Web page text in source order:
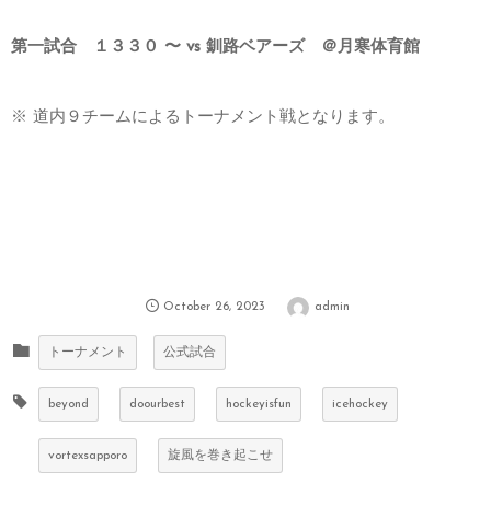
第一試合 １３３０ 〜 vs 釧路ベアーズ ＠月寒体育館
※ 道内９チームによるトーナメント戦となります。
October 26, 2023 admin
トーナメント 公式試合
beyond doourbest hockeyisfun icehockey
vortexsapporo 旋風を巻き起こせ